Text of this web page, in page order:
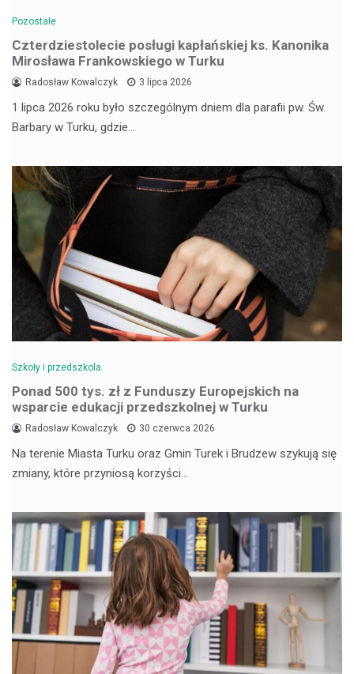
Pozostałe
Czterdziestolecie posługi kapłańskiej ks. Kanonika
Mirosława Frankowskiego w Turku
Radosław Kowalczyk 3 lipca 2026
1 lipca 2026 roku było szczególnym dniem dla parafii pw. Św.
Barbary w Turku, gdzie…
Szkoły i przedszkola
Ponad 500 tys. zł z Funduszy Europejskich na
wsparcie edukacji przedszkolnej w Turku
Radosław Kowalczyk 30 czerwca 2026
Na terenie Miasta Turku oraz Gmin Turek i Brudzew szykują się
zmiany, które przyniosą korzyści…